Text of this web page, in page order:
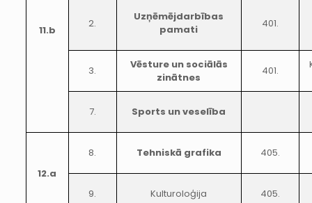
11.b
2.
Uzņēmējdarbības
pamati
401.
3.
Vēsture un sociālās
zinātnes
401.
7. Sports un veselība
12.a
8. Tehniskā grafika 405.
9. Kulturoloģija 405.